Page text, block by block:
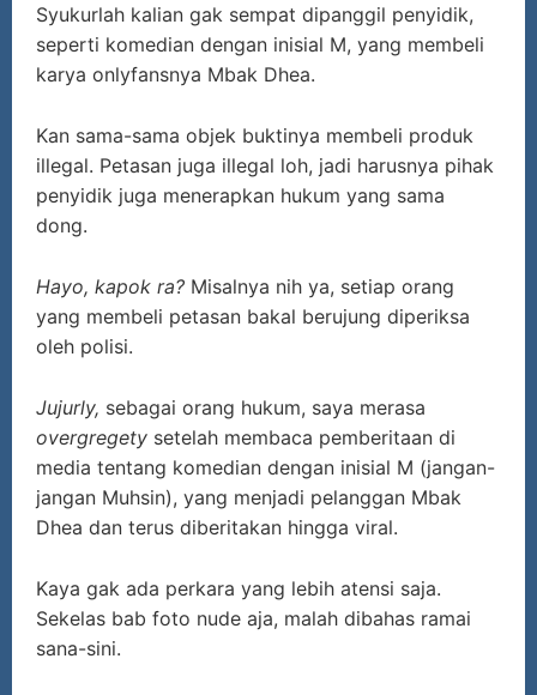
Syukurlah kalian gak sempat dipanggil penyidik,
seperti komedian dengan inisial M, yang membeli
karya onlyfansnya Mbak Dhea.
Kan sama-sama objek buktinya membeli produk
illegal. Petasan juga illegal loh, jadi harusnya pihak
penyidik juga menerapkan hukum yang sama
dong.
Hayo, kapok ra? Misalnya nih ya, setiap orang
yang membeli petasan bakal berujung diperiksa
oleh polisi.
Jujurly, sebagai orang hukum, saya merasa
overgregety setelah membaca pemberitaan di
media tentang komedian dengan inisial M (jangan-
jangan Muhsin), yang menjadi pelanggan Mbak
Dhea dan terus diberitakan hingga viral.
Kaya gak ada perkara yang lebih atensi saja.
Sekelas bab foto nude aja, malah dibahas ramai
sana-sini.